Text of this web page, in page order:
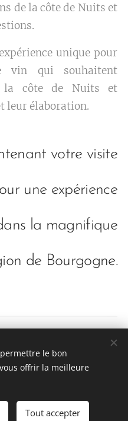
de la côte de Nuits et
unique pour
vin qui souhaitent
la côte de Nuits et
leur élaboration.
votre visite
une expérience
la magnifique
de Bourgogne.
67 41 75
Cookies
American English
le bon
offrir la meilleure
Tout accepter